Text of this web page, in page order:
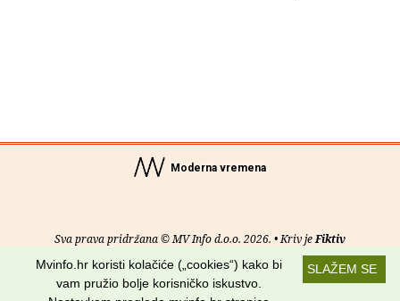
Moderna vremena
Sva prava pridržana © MV Info d.o.o. 2026. • Kriv jeFiktiv
Uvjeti korištenja RSS kanaliSLAŽEM SE
Mvinfo.hr koristi kolačiće („cookies“) kako bi
vam pružio bolje korisničko iskustvo.